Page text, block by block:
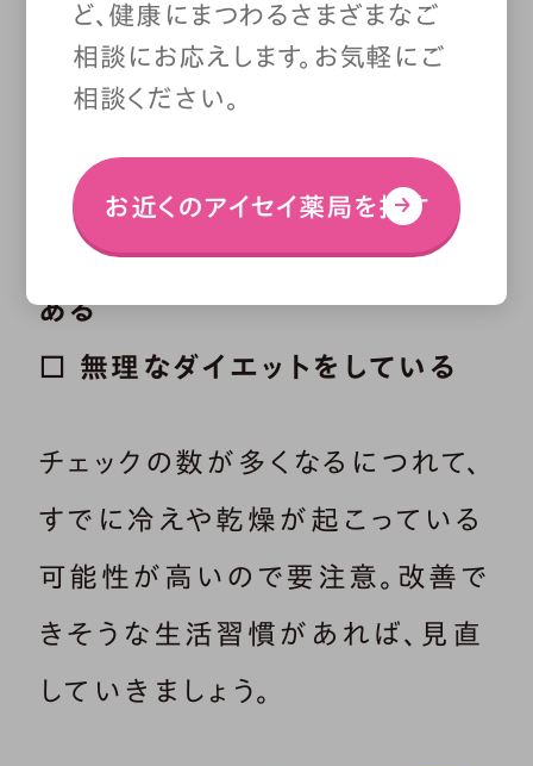
とが多い
□ 生活が不規則である
□ 気がつくと猫背になっている
□ セックスレス（セルフも含め）で
ある
□ 無理なダイエットをしている
チェックの数が多くなるにつれて、
すでに冷えや乾燥が起こっている
可能性が高いので要注意。改善で
きそうな生活習慣があれば、見直
していきましょう。
ど、健康にまつわるさまざまなご
相談にお応えします。お気軽にご
相談ください。
お近くのアイセイ薬局を探す